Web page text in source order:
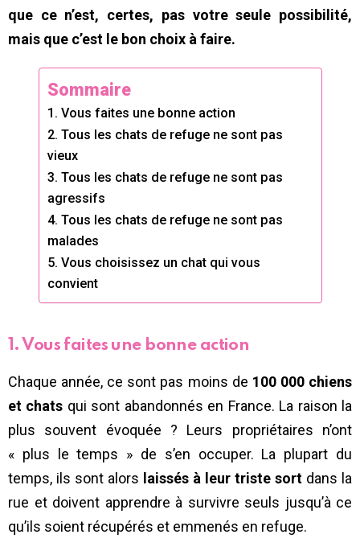
que ce n’est, certes, pas votre seule possibilité,
mais que c’est le bon choix à faire.
Sommaire
1. Vous faites une bonne action
2. Tous les chats de refuge ne sont pas
vieux
3. Tous les chats de refuge ne sont pas
agressifs
4. Tous les chats de refuge ne sont pas
malades
5. Vous choisissez un chat qui vous
convient
1. Vous faites une bonne action
Chaque année, ce sont pas moins de 100 000 chiens
et chats qui sont abandonnés en France. La raison la
plus souvent évoquée ? Leurs propriétaires n’ont
« plus le temps » de s’en occuper. La plupart du
temps, ils sont alors laissés à leur triste sort dans la
rue et doivent apprendre à survivre seuls jusqu’à ce
qu’ils soient récupérés et emmenés en refuge.